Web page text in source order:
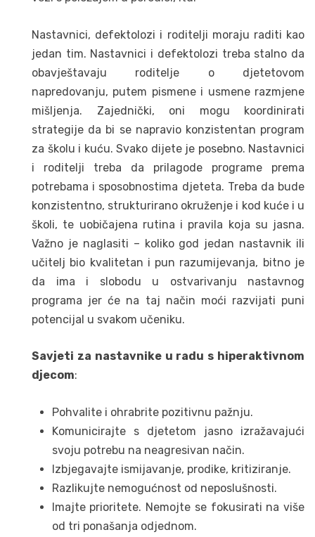
Nastavnici, defektolozi i roditelji moraju raditi kao
jedan tim. Nastavnici i defektolozi treba stalno da
obavještavaju roditelje o djetetovom
napredovanju, putem pismene i usmene razmjene
mišljenja. Zajednički, oni mogu koordinirati
strategije da bi se napravio konzistentan program
za školu i kuću. Svako dijete je posebno. Nastavnici
i roditelji treba da prilagode programe prema
potrebama i sposobnostima djeteta. Treba da bude
konzistentno, strukturirano okruženje i kod kuće i u
školi, te uobičajena rutina i pravila koja su jasna.
Važno je naglasiti – koliko god jedan nastavnik ili
učitelj bio kvalitetan i pun razumijevanja, bitno je
da ima i slobodu u ostvarivanju nastavnog
programa jer će na taj način moći razvijati puni
potencijal u svakom učeniku.
Savjeti za nastavnike u radu s hiperaktivnom
djecom:
Pohvalite i ohrabrite pozitivnu pažnju.
Komunicirajte s djetetom jasno izražavajući
svoju potrebu na neagresivan način.
Izbjegavajte ismijavanje, prodike, kritiziranje.
Razlikujte nemogućnost od neposlušnosti.
Imajte prioritete. Nemojte se fokusirati na više
od tri ponašanja odjednom.